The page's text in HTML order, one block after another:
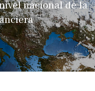
nacional de la